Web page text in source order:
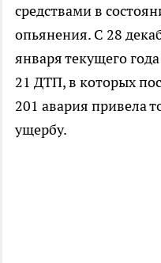
средствами в
опьянения. С 28
января текущего
21 ДТП, в которых
201 авария привела
ущербу.